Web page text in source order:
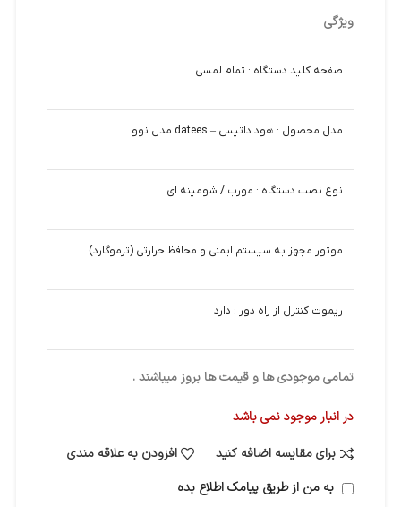
ویژگی
صفحه كليد دستگاه : تمام لمسي
مدل محصول : هود داتیس – datees مدل نوو
نوع نصب دستگاه : مورب / شومینه ای
موتور مجهز به سیستم ایمنی و محافظ حرارتی (ترموگارد)
ریموت کنترل از راه دور : دارد
تمامی موجودی ها و قیمت ها بروز میباشند .
در انبار موجود نمی باشد
برای مقایسه اضافه کنید
افزودن به علاقه مندی
به من از طریق پیامک اطلاع بده